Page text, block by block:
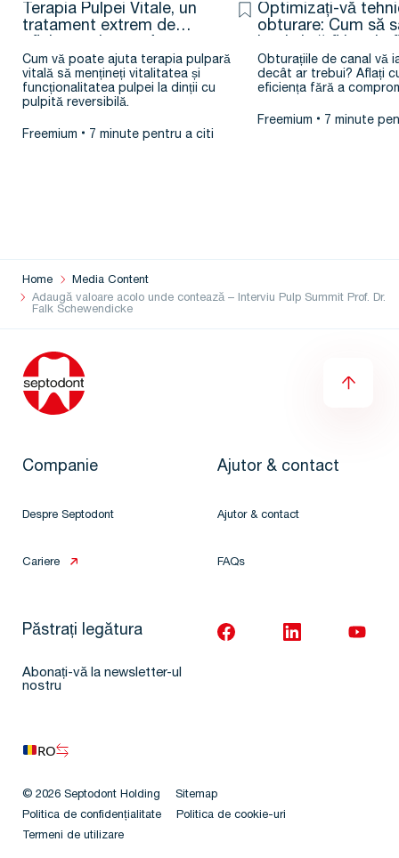
Terapia Pulpei Vitale, un
tratament extrem de
D.D.S. – M.Sc.
Cum vă poate ajuta terapia pulpară
vitală să mențineți vitalitatea și
funcționalitatea pulpei la dinții cu
pulpită reversibilă.
Freemium 7 minute pentru a citi
Optimizați-vă
obturare: Cum să
Obturațiile de canal vă
decât ar trebui? Aflați
eficiența fără a
Freemium 7 minute
Home
Media Content
Adaugă valoare acolo unde contează – Interviu Pulp Summit Prof. Dr.
Falk Schewendicke
Companie
Despre Septodont
Cariere
Ajutor & contact
Ajutor & contact
FAQs
Păstrați legătura
Abonați-vă la newsletter-ul
nostru
RO
© 2026 Septodont Holding
Sitemap
Politica de confidențialitate
Politica de cookie-uri
Termeni de utilizare